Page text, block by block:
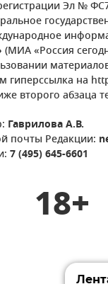
Эл №
(МИА «Россия
гиперссылка на
второго абзаца
Гаврилова А.В.
почты Редакции:
7 (495) 645-6601
18+